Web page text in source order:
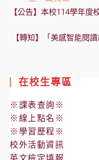
more
articles
【公告】本校114學年
【轉知】「美感智能閱
在校生專區
※課表查詢※
※線上點名※
※學習歷程※
校外活動資訊